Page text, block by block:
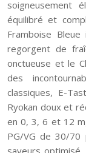
soigneusement
équilibré et
Framboise
regorgent de
onctueuse et le
des
classiques, E-
Ryokan doux et
en 0, 3, 6 et 12
PG/VG de 30/